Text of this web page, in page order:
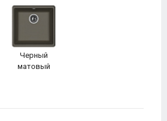
Черный
матовый